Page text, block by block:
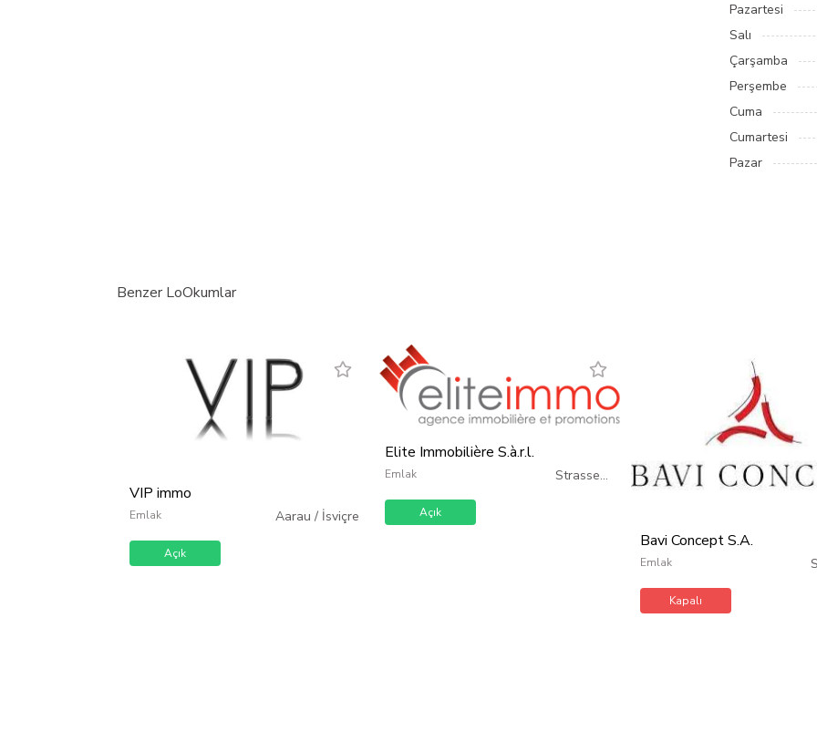
Pazartesi
Salı
Çarşamba
Perşembe
Cuma
Cumartesi
Pazar
Benzer LoOkumlar
VIP immo
Emlak Aarau / İsviçre
Açık
Elite Immobilière S.à.r.l.
Emlak Strassen
Açık
Bavi Concept S.A.
Emlak
Kapalı